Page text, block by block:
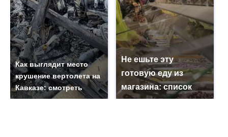
Как выглядит место
крушение вертолета на
Кавказе: смотреть
Не ешьте эту
готовую еду из
магазина: список